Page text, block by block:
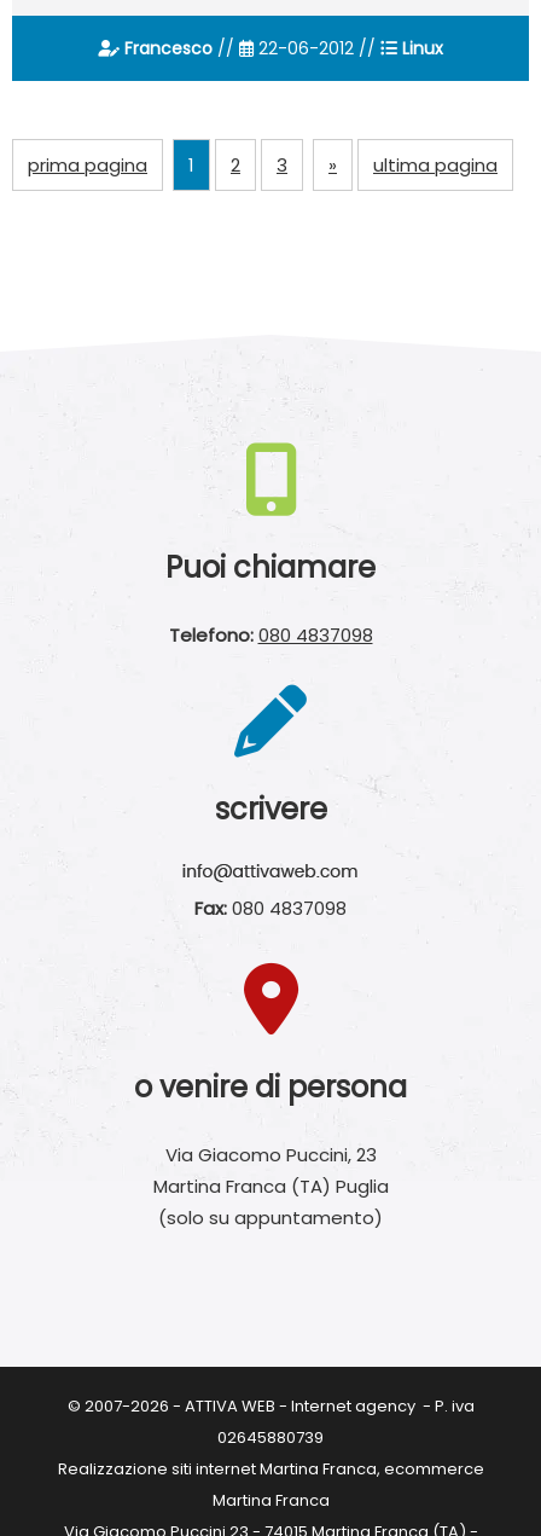
Francesco // 22-06-2012 // Linux
prima pagina 1 2 3 » ultima pagina
Puoi chiamare
Telefono: 080 4837098
scrivere
Fax:080 4837098
o venire di persona
Via Giacomo Puccini, 23
Martina Franca (TA) Puglia
(solo su appuntamento)
© 2007-2026 - ATTIVA WEB - Internet agency - P. iva
02645880739
Realizzazione siti internet Martina Franca, ecommerce
Martina Franca